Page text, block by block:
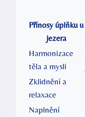
Přínosy úplňku u
jezera
Harmonizace
těla a mysli
Zklidnění a
relaxace
Naplnění